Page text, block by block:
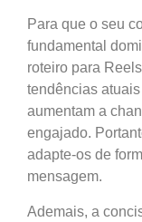
Para que o seu
fundamental
roteiro para
tendências
aumentam a
engajado.
adapte-os de
mensagem.
Ademais, a